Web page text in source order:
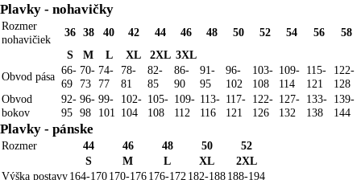
Plavky - nohavičky
Rozmer
nohavičiek
36 38 40 42 44 46 48 50 52 54 56
58
S
M L XL 2XL 3XL
Obvod pása 66-
69
70-
73
74-
77
78-
81
82-
85
86-
90
91-
95
96-
102
103-
108
109-
114
115-
121
122-
128
Obvod
bokov
92-
95
96-
98
99-
101
102-
104
105-
108
109-
112
113-
116
117-
121
122-
126
127-
132
133-
138
139-
144
Plavky - pánske
Rozmer 44 46 48 50
52
S
M L XL
2XL
Výška postavy164-170170-176176-172 182-188188-194